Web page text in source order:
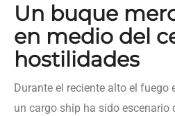
Un buque
en medio del
hostilidades
Durante el reciente alto el fuego
un cargo ship ha sido escenario